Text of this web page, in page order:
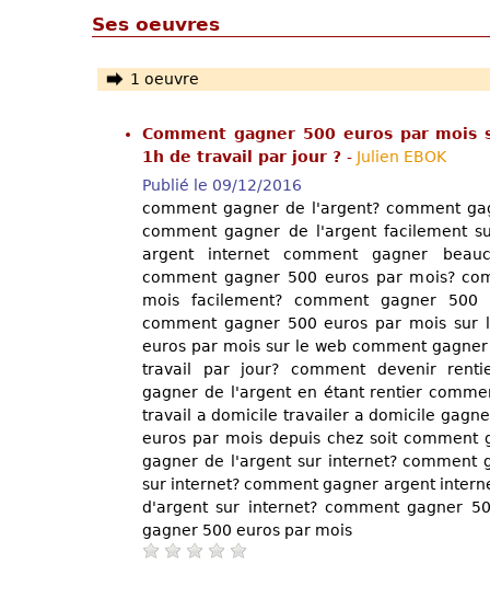
Ses oeuvres
1 oeuvre
Comment gagner 500 euros par
1h de travail par jour ? - Julien EBOK
Publié le 09/12/2016
comment gagner de l'argent? comment
comment gagner de l'argent facilement
argent internet comment gagner
comment gagner 500 euros par mois?
mois facilement? comment gagner
comment gagner 500 euros par mois sur
euros par mois sur le web comment
travail par jour? comment devenir
gagner de l'argent en étant rentier
travail a domicile travailer a domicile
euros par mois depuis chez soit comment
gagner de l'argent sur internet? comment
sur internet? comment gagner argent
d'argent sur internet? comment gagner
gagner 500 euros par mois